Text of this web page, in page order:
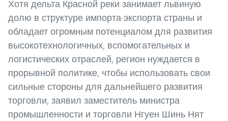
Хотя дельта Красной реки занимает львиную
долю в структуре импорта-экспорта страны и
обладает огромным потенциалом для развития
высокотехнологичных, вспомогательных и
логистических отраслей, регион нуждается в
прорывной политике, чтобы использовать свои
сильные стороны для дальнейшего развития
торговли, заявил заместитель министра
промышленности и торговли Нгуен Шинь Нят